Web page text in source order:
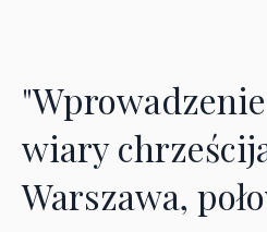
wiary
Warszawa,